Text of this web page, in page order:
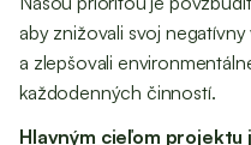
aby znižovali svoj
a zlepšovali
každodenných činností.
Hlavným cieľom projektu